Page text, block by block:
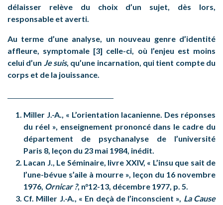
délaisser relève du choix d’un sujet, dès lors,
responsable et averti.
Au terme d’une analyse, un nouveau genre d’identité
affleure, symptomale [3] celle-ci, où l’enjeu est moins
celui d’un Je suis, qu’une incarnation, qui tient compte du
corps et de la jouissance.
Miller J.-A., « L’orientation lacanienne. Des réponses
du réel », enseignement prononcé dans le cadre du
département de psychanalyse de l’université
Paris 8, leçon du 23 mai 1984, inédit.
Lacan J., Le Séminaire, livre XXIV, « L’insu que sait de
l’une-bévue s’aile à mourre », leçon du 16 novembre
1976, Ornicar ?, n°12-13, décembre 1977, p. 5.
Cf. Miller J.-A., « En deçà de l’inconscient », La Cause